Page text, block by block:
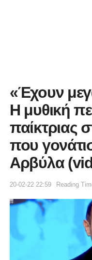
«Έχουν
Η μυθική
παίκτριας
που
Αρβύλα
20-02-22 22:59 Reading